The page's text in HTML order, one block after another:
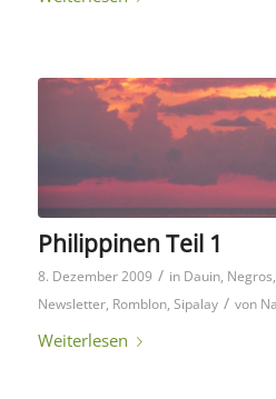
Philippinen Teil 1
8. Dezember 2009 / in Dauin, Negros,
Newsletter, Romblon, Sipalay / von
Weiterlesen